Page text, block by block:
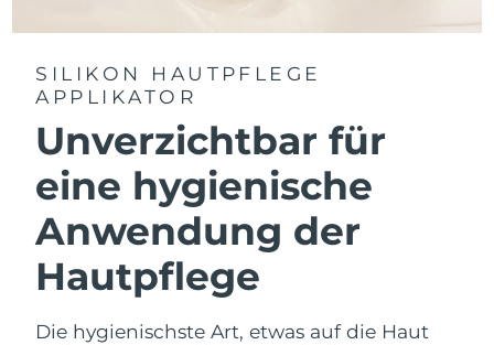
SILIKON HAUTPFLEGE
APPLIKATOR
Unverzichtbar für
eine hygienische
Anwendung der
Hautpflege
Die hygienischste Art, etwas auf die Haut